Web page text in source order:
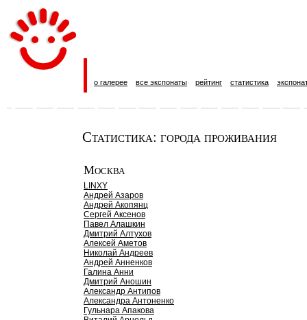
о галерее все экспонаты рейтинг статистика
Статистика: города проживания
Москва
LINXY
Андрей Азаров
Андрей Акопянц
Сергей Аксенов
Павел Алашкин
Дмитрий Алтухов
Алексей Аметов
Николай Андреев
Андрей Анненков
Галина Анни
Дмитрий Аношин
Александр Антипов
Александра Антоненко
Гульнара Апакова